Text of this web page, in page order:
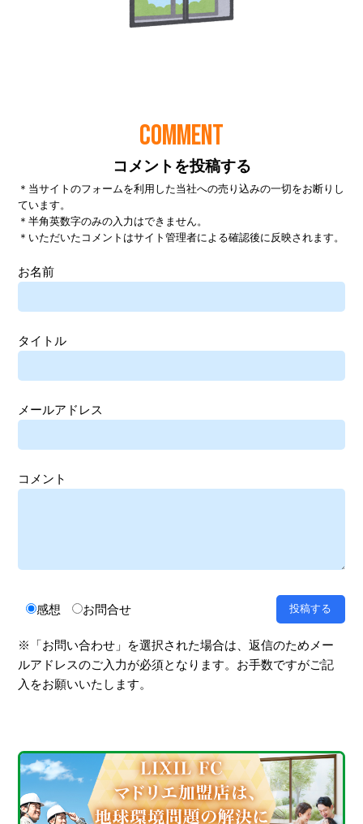
COMMENT
コメントを投稿する
＊当サイトのフォームを利用した当社への売り込みの一切をお断りし
ています。
＊半角英数字のみの入力はできません。
＊いただいたコメントはサイト管理者による確認後に反映されます。
お名前
タイトル
メールアドレス
コメント
感想 お問合せ
※「お問い合わせ」を選択された場合は、返信のためメー
ルアドレスのご入力が必須となります。お手数ですがご記
入をお願いいたします。